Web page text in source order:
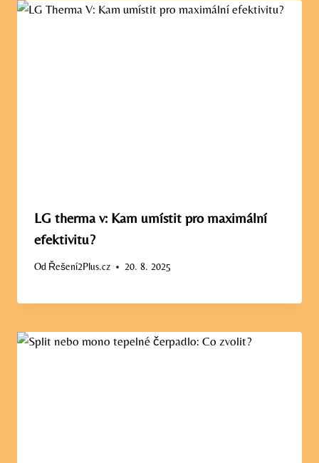
LG therma v: Kam umístit pro maximální
efektivitu?
Od Řešení2Plus.cz 20. 8. 2025